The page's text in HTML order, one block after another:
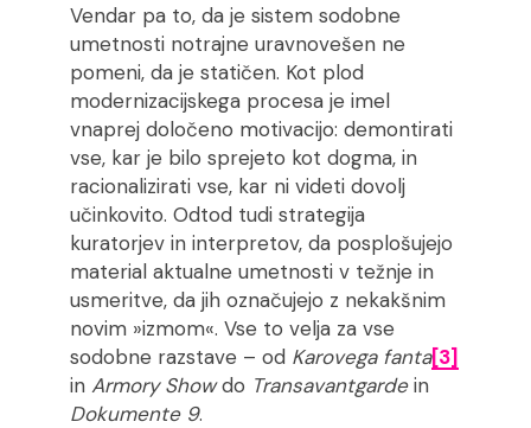
Vendar pa to, da je sistem sodobne
umetnosti notrajne uravnovešen ne
pomeni, da je statičen. Kot plod
modernizacijskega procesa je imel
vnaprej določeno motivacijo: demontirati
vse, kar je bilo sprejeto kot dogma, in
racionalizirati vse, kar ni videti dovolj
učinkovito. Odtod tudi strategija
kuratorjev in interpretov, da posplošujejo
material aktualne umetnosti v težnje in
usmeritve, da jih označujejo z nekakšnim
novim »izmom«. Vse to velja za vse
sodobne razstave – od Karovega fanta[3]
in Armory Showdo Transavantgardein
Dokumente 9.